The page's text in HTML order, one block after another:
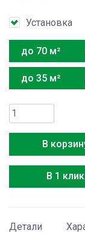
Установка
до 70 м²
до 35 м²
Количество
товара
MSAG2-
07HRN1-
В
В 1 клик
Детали